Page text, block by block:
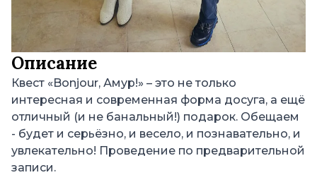
Описание
Квест «Bonjour, Амур!» – это не только
интересная и современная форма досуга, а ещё
отличный (и не банальный!) подарок. Обещаем
- будет и серьёзно, и весело, и познавательно, и
увлекательно! Проведение по предварительной
записи.